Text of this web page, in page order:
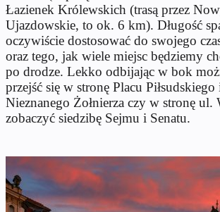
Łazienek Królewskich (trasą przez
Ujazdowskie, to ok. 6 km). Długość
oczywiście dostosować do swojego
oraz tego, jak wiele miejsc będziemy
po drodze. Lekko odbijając w bok
przejść się w stronę Placu
Nieznanego Żołnierza czy w stronę ul.
zobaczyć siedzibę Sejmu i Senatu.